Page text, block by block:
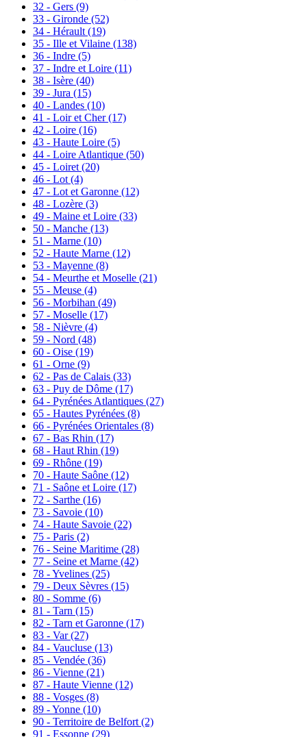
32 - Gers (9)
33 - Gironde (52)
34 - Hérault (19)
35 - Ille et Vilaine (138)
36 - Indre (5)
37 - Indre et Loire (11)
38 - Isère (40)
39 - Jura (15)
40 - Landes (10)
41 - Loir et Cher(17)
42 - Loire (16)
43 - Haute Loire (5)
44 - Loire Atlantique (50)
45 - Loiret (20)
46 - Lot (4)
47 - Lot et Garonne (12)
48 - Lozère (3)
49 - Maine et Loire (33)
50 - Manche (13)
51 - Marne (10)
52 - Haute Marne (12)
53 - Mayenne (8)
54 - Meurthe et Moselle (21)
55 - Meuse (4)
56 - Morbihan (49)
57 - Moselle (17)
58 - Nièvre (4)
59 - Nord (48)
60 - Oise (19)
61 - Orne (9)
62 - Pas de Calais (33)
63 - Puy de Dôme (17)
64 - Pyrénées Atlantiques (27)
65 - Hautes Pyrénées (8)
66 - Pyrénées Orientales (8)
67 - Bas Rhin (17)
68 - Haut Rhin (19)
69 - Rhône (19)
70 - Haute Saône (12)
71 - Saône et Loire (17)
72 - Sarthe (16)
73 - Savoie (10)
74 - Haute Savoie (22)
75 - Paris (2)
76 - Seine Maritime (28)
77 - Seine et Marne (42)
78 - Yvelines (25)
79 - Deux Sèvres (15)
80 - Somme (6)
81 - Tarn (15)
82 - Tarn et Garonne (17)
83 - Var(27)
84 - Vaucluse (13)
85 - Vendée (36)
86 - Vienne (21)
87 - Haute Vienne (12)
88 - Vosges (8)
89 - Yonne (10)
90 - Territoire de Belfort (2)
91 - Essonne (29)